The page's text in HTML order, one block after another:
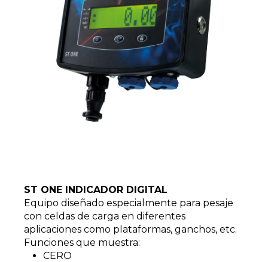
ST ONE INDICADOR DIGITAL
Equipo diseñado especialmente para pesaje
con celdas de carga en diferentes
aplicaciones como plataformas, ganchos, etc.
Funciones que muestra:
CERO